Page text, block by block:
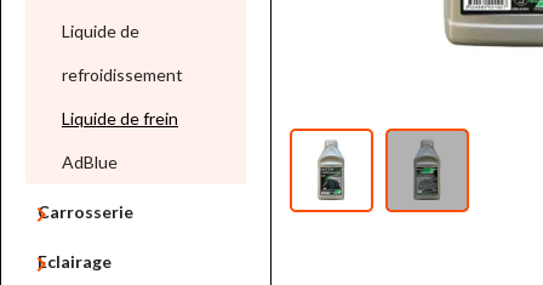
Liquide de
refroidissement
Liquide de frein
AdBlue
Carrosserie

Eclairage
